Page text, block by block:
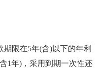
限在5年(含)以下的年利
1年)，采用到期一次性还